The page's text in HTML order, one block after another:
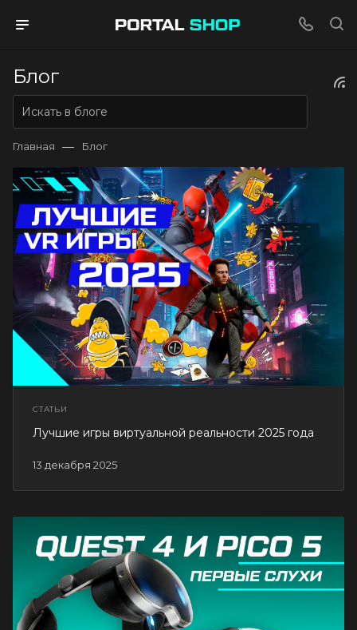
Блог
Главная — Блог
СТАТЬИ
13 декабря 2025
Лучшие игры виртуальной реальности 2025 года